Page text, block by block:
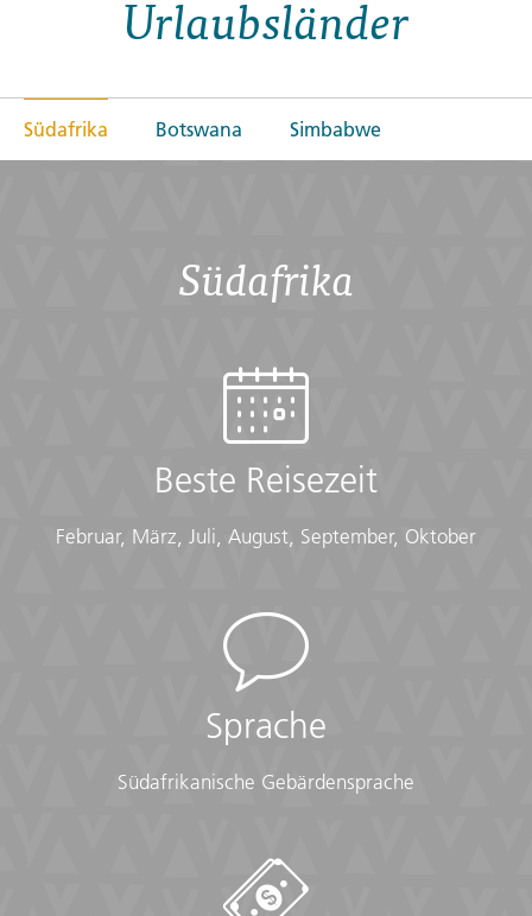
Urlaubsländer
Südafrika Botswana Simbabwe
Südafrika
Beste Reisezeit
Februar, März, Juli, August, September, Oktober
Sprache
Südafrikanische Gebärdensprache